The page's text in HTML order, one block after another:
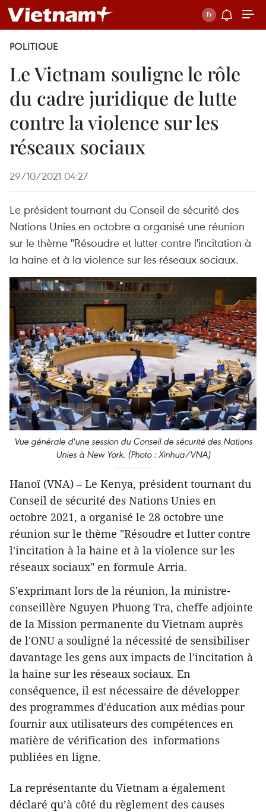
POLITIQUE
Le Vietnam souligne le rôle
du cadre juridique de lutte
contre la violence sur les
réseaux sociaux
29/10/2021 04:27
Le président tournant du Conseil de sécurité des
Nations Unies en octobre a organisé une réunion
sur le thème "Résoudre et lutter contre l'incitation à
la haine et à la violence sur les réseaux sociaux.
Vue générale d'une session du Conseil de sécurité des Nations
Unies à New York. (Photo : Xinhua/VNA)
Hanoï (VNA) – Le Kenya, président tournant du
Conseil de sécurité des Nations Unies en
octobre 2021, a organisé le 28 octobre une
réunion sur le thème "Résoudre et lutter contre
l'incitation à la haine et à la violence sur les
réseaux sociaux" en formule Arria.
S'exprimant lors de la réunion, la ministre-
conseillère Nguyen Phuong Tra, cheffe adjointe
de la Mission permanente du Vietnam auprès
de l'ONU a souligné la nécessité de sensibiliser
davantage les gens aux impacts de l'incitation à
la haine sur les réseaux sociaux. En
conséquence, il est nécessaire de développer
des programmes d'éducation aux médias pour
fournir aux utilisateurs des compétences en
matière de vérification des informations
publiées en ligne.
La représentante du Vietnam a également
déclaré qu’à côté du règlement des causes